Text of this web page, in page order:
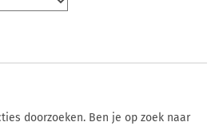
doorzoeken. Ben je op zoek naar